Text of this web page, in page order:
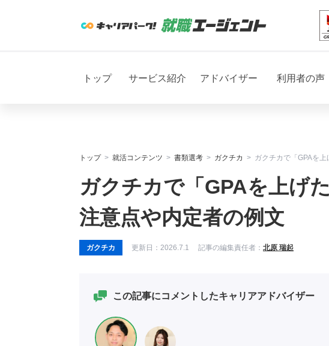
トップ サービス紹介 アドバイザー 利用者の声
トップ 就活コンテンツ 書類選考 ガクチカ ガクチカで「GPAを
ガクチカで「GPAを上げ
注意点や内定者の例文
ガクチカ 更新日： 2026.7.1 記事の編集責任者： 北原 瑞起
この記事にコメントしたキャリアアドバイザー